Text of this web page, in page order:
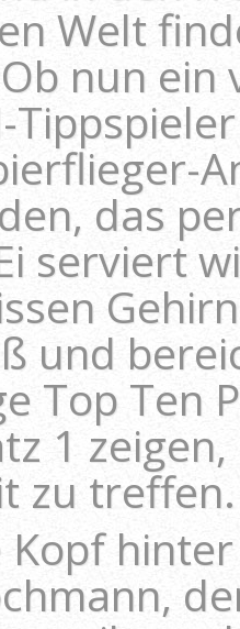
Welt
nun
das
serviert
und
Top Ten
1
zu treffen.